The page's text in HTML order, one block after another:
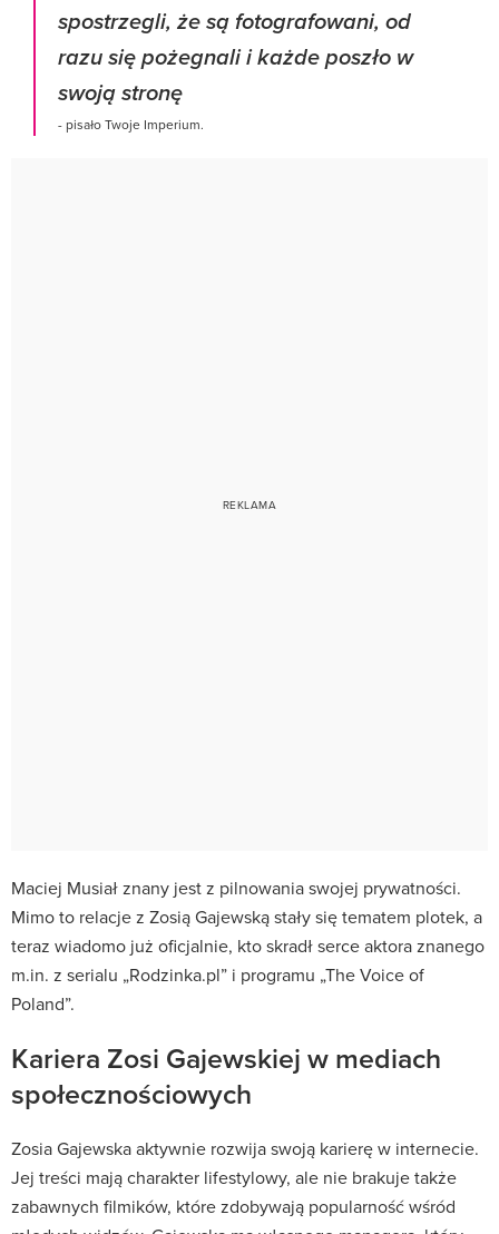
spostrzegli, że są fotografowani, od
razu się pożegnali i każde poszło w
swoją stronę
- pisało Twoje Imperium.
Maciej Musiał znany jest z pilnowania swojej prywatności.
Mimo to relacje z Zosią Gajewską stały się tematem plotek, a
teraz wiadomo już oficjalnie, kto skradł serce aktora znanego
m.in. z serialu „Rodzinka.pl” i programu „The Voice of
Poland”.
Kariera Zosi Gajewskiej w mediach
społecznościowych
Zosia Gajewska aktywnie rozwija swoją karierę w internecie.
Jej treści mają charakter lifestylowy, ale nie brakuje także
zabawnych filmików, które zdobywają popularność wśród